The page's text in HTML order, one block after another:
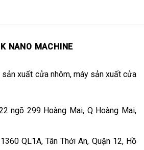
NANO MACHINE
sản xuất cửa nhôm, máy sản xuất cửa
ngõ 299 Hoàng Mai, Q Hoàng Mai,
QL1A, Tân Thới An, Quận 12, Hồ